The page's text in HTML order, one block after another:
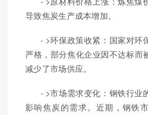
导致焦炭生产成本增加。
- >环保政策收紧：国家对环
严格，部分焦化企业因不达标而
减少了市场供应。
- >市场需求变化：钢铁行业
影响焦炭的需求。近期，钢铁